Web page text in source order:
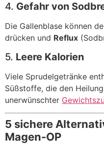
4. Gefahr von
Die Gallenblase können
drücken und Reflux
5. Leere Kalorien
Viele Sprudelgetränke
Süßstoffe, die den
unerwünschter
5 sichere
Magen-OP